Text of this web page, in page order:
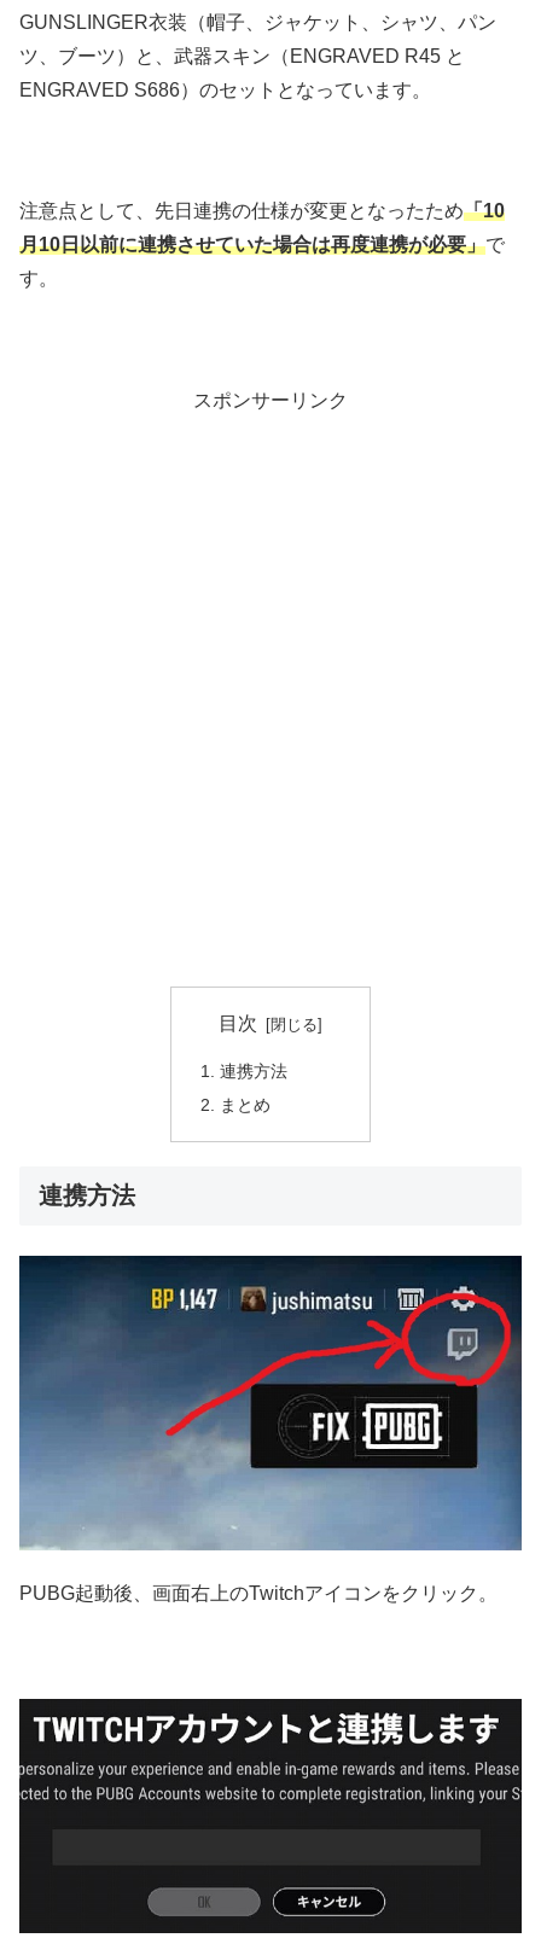
GUNSLINGER衣装（帽子、ジャケット、シャツ、パン
ツ、ブーツ）と、武器スキン（ENGRAVED R45 と
ENGRAVED S686）のセットとなっています。
注意点として、先日連携の仕様が変更となったため「10
月10日以前に連携させていた場合は再度連携が必要」で
す。
スポンサーリンク
目次
連携方法
まとめ
連携方法
PUBG起動後、画面右上のTwitchアイコンをクリック。